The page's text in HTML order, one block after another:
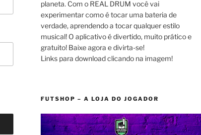
planeta. Com o REAL DRUM você vai
experimentar como é tocar uma bateria de
verdade, aprendendo a tocar qualquer estilo
musical! O aplicativo é divertido, muito prático e
gratuito! Baixe agora e divirta-se!
Links para download clicando na imagem!
FUTSHOP – A LOJA DO JOGADOR